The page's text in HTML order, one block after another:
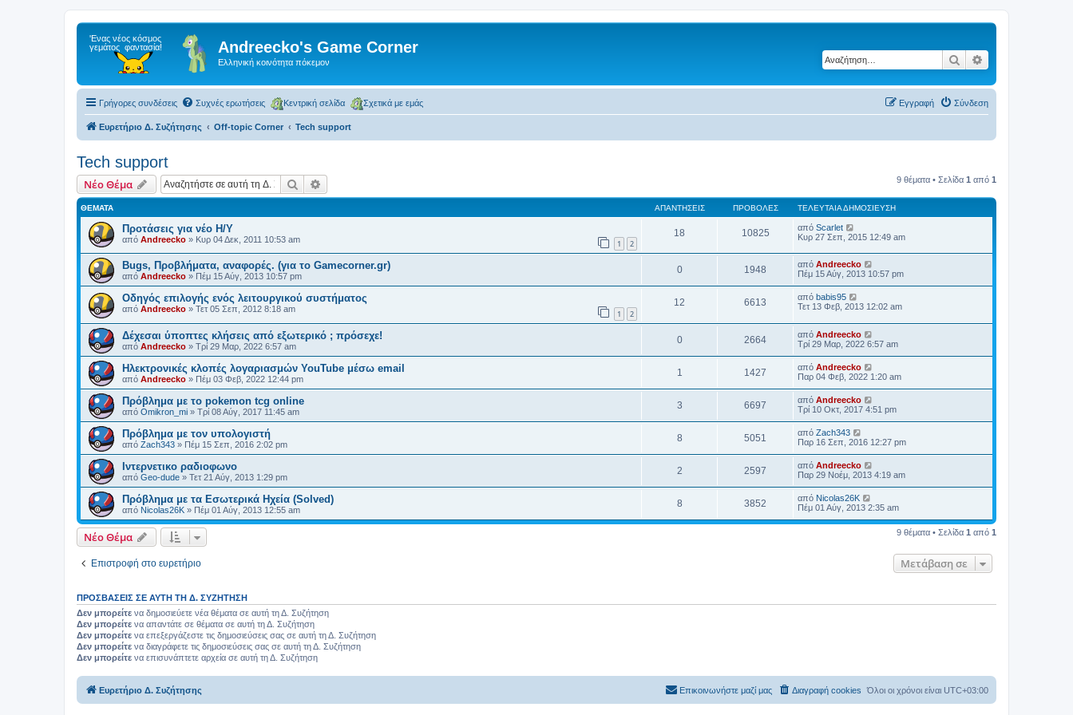
Andreecko's Game Corner
Ελληνική κοινότητα πόκεμον Αναζήτηση
Γρήγορες συνδέσεις Συχνές ερωτήσεις Κεντρική σελίδα Σχετικά με εμάς Σύνδεση
Εγγραφή
Ευρετήριο Δ. Συζήτησης Off-topic Corner Tech support
Tech support
Νέο Θέμα Αναζήτηση 9 θέματα • Σελίδα 1 από 1
ΘΈΜΑΤΑ ΑΠΑΝΤΉΣΕΙΣ ΠΡΟΒΟΛΈΣ ΤΕΛΕΥΤΑΊΑ ΔΗΜΟΣΊΕΥΣΗ
Προτάσεις για νέο Η/Υ
από Andreecko » Κυρ 04 Δεκ, 2011 10:53 am 1 2
18 10825 από Scarlet
Κυρ 27 Σεπ, 2015 12:49 am
Bugs, Προβλήματα, αναφορές. (για το Gamecorner.gr)
από Andreecko » Πέμ 15 Αύγ, 2013 10:57 pm
0 1948 από Andreecko
Πέμ 15 Αύγ, 2013 10:57 pm
Οδηγός επιλογής ενός λειτουργικού συστήματος
από Andreecko » Τετ 05 Σεπ, 2012 8:18 am 1 2
12 6613 από babis95
Τετ 13 Φεβ, 2013 12:02 am
Δέχεσαι ύποπτες κλήσεις από εξωτερικό ; πρόσεχε!
από Andreecko » Τρί 29 Μαρ, 2022 6:57 am
0 2664 από Andreecko
Τρί 29 Μαρ, 2022 6:57 am
Ηλεκτρονικές κλοπές λογαριασμών YouTube μέσω email
από Andreecko » Πέμ 03 Φεβ, 2022 12:44 pm
1 1427 από Andreecko
Παρ 04 Φεβ, 2022 1:20 am
Πρόβλημα με το pokemon tcg online
από Omikron_mi » Τρί 08 Αύγ, 2017 11:45 am
3 6697 από Andreecko
Τρί 10 Οκτ, 2017 4:51 pm
Πρόβλημα με τον υπολογιστή
από Zach343 » Πέμ 15 Σεπ, 2016 2:02 pm
8 5051 από Zach343
Παρ 16 Σεπ, 2016 12:27 pm
Ιντερνετικο ραδιοφωνο
από Geo-dude » Τετ 21 Αύγ, 2013 1:29 pm
2 2597 από Andreecko
Παρ 29 Νοέμ, 2013 4:19 am
Πρόβλημα με τα Εσωτερικά Ηχεία (Solved)
από Nicolas26K » Πέμ 01 Αύγ, 2013 12:55 am
8 3852 από Nicolas26K
Πέμ 01 Αύγ, 2013 2:35 am
Νέο Θέμα 9 θέματα • Σελίδα 1 από 1
Επιστροφή στο ευρετήριο Μετάβαση σε
ΠΡΟΣΒΆΣΕΙΣ ΣΕ ΑΥΤΉ ΤΗ Δ. ΣΥΖΉΤΗΣΗ
Δεν μπορείτε να δημοσιεύετε νέα θέματα σε αυτή τη Δ. Συζήτηση
Δεν μπορείτε να απαντάτε σε θέματα σε αυτή τη Δ. Συζήτηση
Δεν μπορείτε να επεξεργάζεστε τις δημοσιεύσεις σας σε αυτή τη Δ. Συζήτηση
Δεν μπορείτε να διαγράφετε τις δημοσιεύσεις σας σε αυτή τη Δ. Συζήτηση
Δεν μπορείτε να επισυνάπτετε αρχεία σε αυτή τη Δ. Συζήτηση
Ευρετήριο Δ. Συζήτησης Όλοι οι χρόνοι είναι UTC+03:00
Διαγραφή cookies
Επικοινωνήστε μαζί μας